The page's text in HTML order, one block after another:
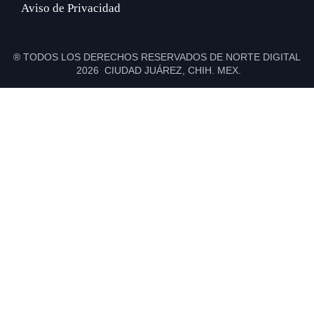
Aviso de Privacidad
® TODOS LOS DERECHOS RESERVADOS DE NORTE DIGITAL
2026 CIUDAD JUÁREZ, CHIH. MEX.